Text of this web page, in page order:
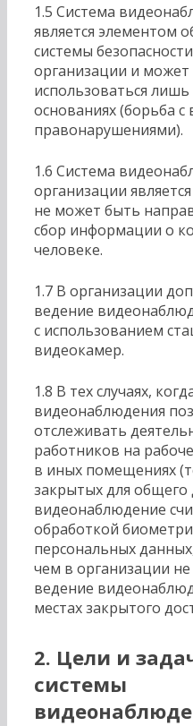
1.5 Система
является элементом
системы безопасности
организации и может
использоваться
основаниях (борьба
правонарушениями).
1.6 Система
организации
не может быть
сбор информации о
человеке.
1.7 В организации
ведение
с использованием
видеокамер.
1.8 В тех случаях,
видеонаблюдения
отслеживать
работников на
в иных помещениях
закрытых для общего
видеонаблюдение
обработкой
персональных
чем в организации не
ведение
местах закрытого
2. Цели и
системы